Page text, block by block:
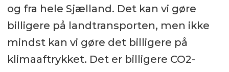
og fra hele Sjælland. Det kan vi gøre
billigere på landtransporten, men ikke
mindst kan vi gøre det billigere på
klimaaftrykket. Det er billigere CO2-